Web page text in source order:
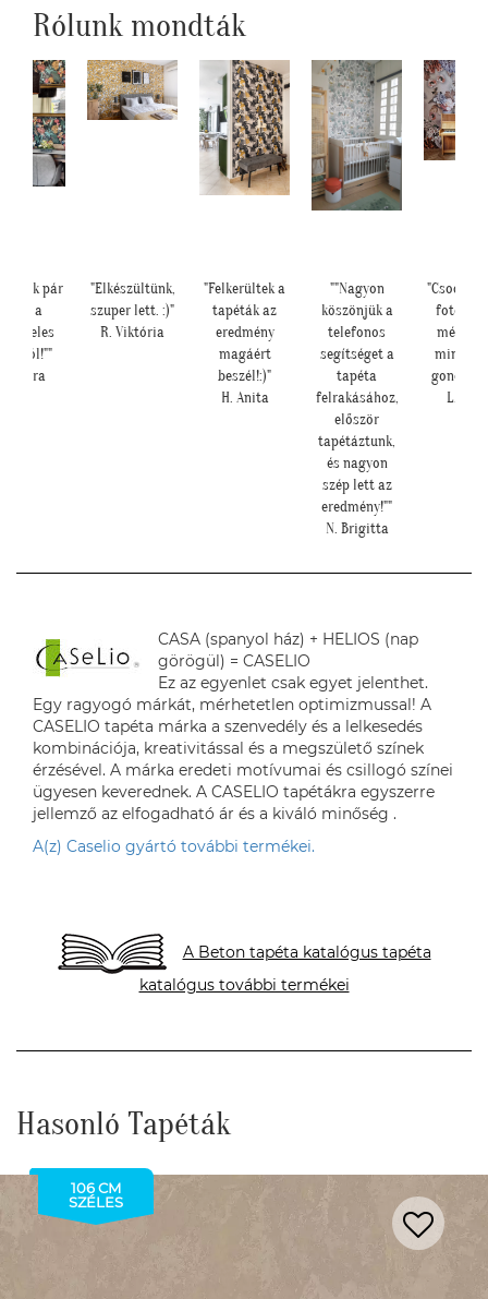
Rólunk mondták
"Elkészültünk,
szuper lett. :)"
R. Viktória
"Felkerültek a
tapéták az
eredmény
""Nagyon
köszönjük a
telefonos
segítséget a
tapéta
felrakásához,
tapétáztunk,
szép lett az
eredmény!""
"Csodálatos a
fotótapéta
még szebb
mint ahogy
gondoltam!"
L. Ilona
CASA (spanyol ház) + HELIOS (nap
görögül) = CASELIO
Ez az egyenlet csak egyet jelenthet.
Egy ragyogó márkát, mérhetetlen optimizmussal! A
CASELIO tapéta márka a szenvedély és a lelkesedés
kombinációja, kreativitással és a megszülető színek
érzésével. A márka eredeti motívumai és csillogó színei
ügyesen keverednek. A CASELIO tapétákra egyszerre
jellemző az elfogadható ár és a kiváló minőség .
A(z) Caselio gyártó további termékei.
A Beton tapéta katalógus tapéta
katalógus további termékei
Hasonló Tapéták
106 CM
SZÉLES